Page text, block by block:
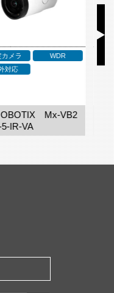
ムカメラ
フルHD）
Mx-VD3
2-IR-VA
ド